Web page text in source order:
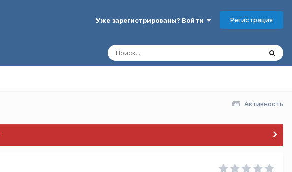
Уже зарегистрированы? Войти Регистрация
Активность